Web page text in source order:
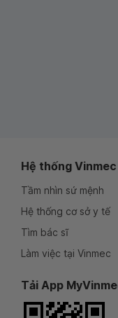
Hệ thống Vinmec
Tầm nhìn sứ mệnh
Hệ thống cơ sở y tế
Tìm bác sĩ
Làm việc tại Vinmec
Tải App